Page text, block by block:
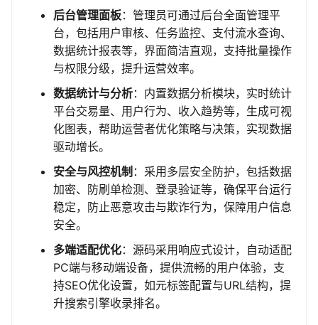
后台管理面板：管理员可通过后台全面管理平
台，包括用户审核、任务监控、支付流水查询、
数据统计报表等，界面简洁直观，支持批量操作
与权限分级，提升运营效率。
数据统计与分析：内置数据分析模块，实时统计
平台交易量、用户行为、收入趋势等，生成可视
化图表，帮助运营者优化策略与决策，实现数据
驱动增长。
安全与风控机制 ：采用多层安全防护，包括数据
加密、防刷单检测、登录验证等，确保平台运行
稳定，防止恶意攻击与欺诈行为，保障用户信息
安全。
多端适配优化：源码采用响应式设计，自动适配
PC端与移动端设备，提供流畅的用户体验，支
持SEO优化设置，如元标签配置与URL结构，提
升搜索引擎收录排名。